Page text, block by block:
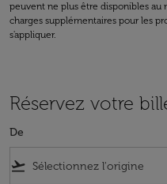
peuvent ne plus être disponibles au
charges supplémentaires pour les
s'appliquer.
Réservez votre
De
flight_takeoff